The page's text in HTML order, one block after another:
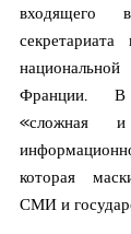
входящего
Франции. В
«сложная и
которая
СМИ и